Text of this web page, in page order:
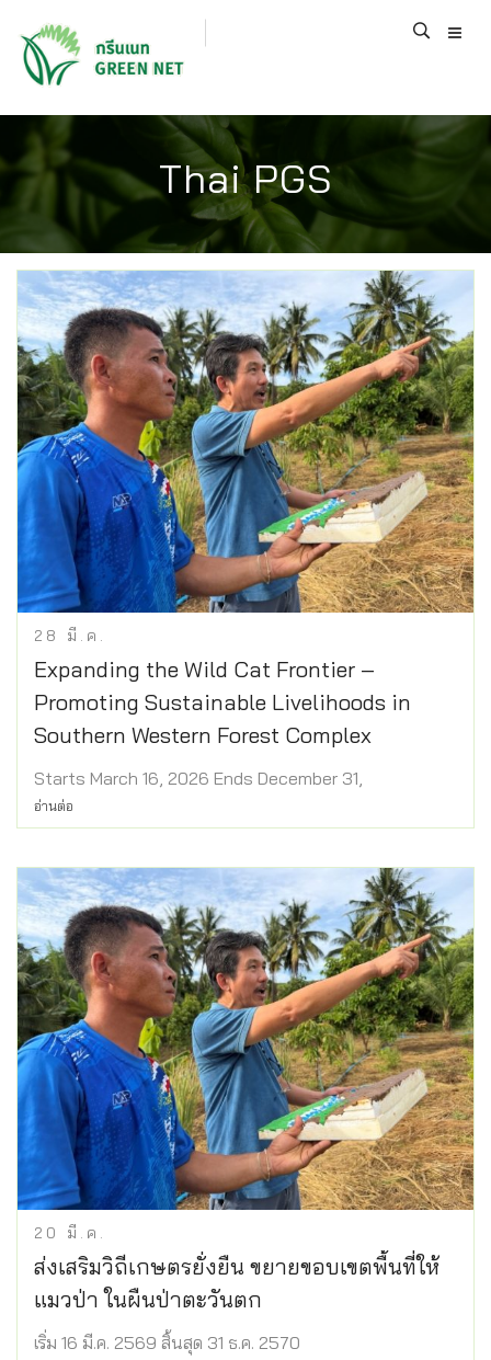
Thai PGS
28 มี.ค.
Expanding the Wild Cat Frontier –
Promoting Sustainable Livelihoods in
Southern Western Forest Complex
Starts March 16, 2026 Ends December 31,
อ่านต่อ
20 มี.ค.
ส่งเสริมวิถีเกษตรยั่งยืน ขยายขอบเขตพื้นที่ให้
แมวป่า ในผืนป่าตะวันตก
เริ่ม 16 มี.ค. 2569 สิ้นสุด 31 ธ.ค. 2570